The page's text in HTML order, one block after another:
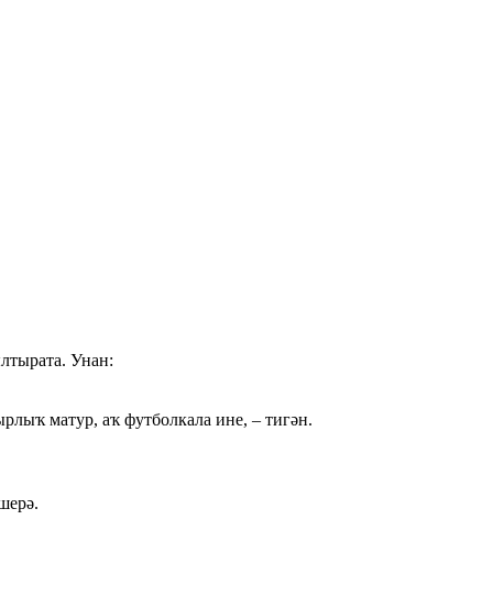
Унан:
матур, аҡ футболкала ине, – тигән.